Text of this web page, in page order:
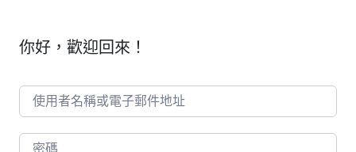
你好，歡迎回來！